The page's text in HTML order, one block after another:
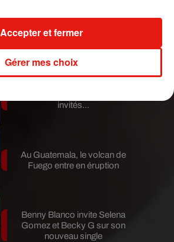
en Argentine, et en pleine...
invités...
Au Guatemala, le volcan de
Fuego entre en éruption
Benny Blanco invite Selena
Gomez et Becky G sur son
nouveau single
Gérer mes choix
Accepter et fermer